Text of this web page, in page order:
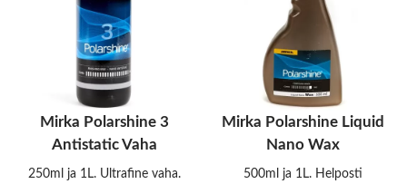
Mirka Polarshine 3
Antistatic Vaha
250ml ja 1L. Ultrafine vaha.
Mirka Polarshine Liquid
Nano Wax
500ml ja 1L. Helposti